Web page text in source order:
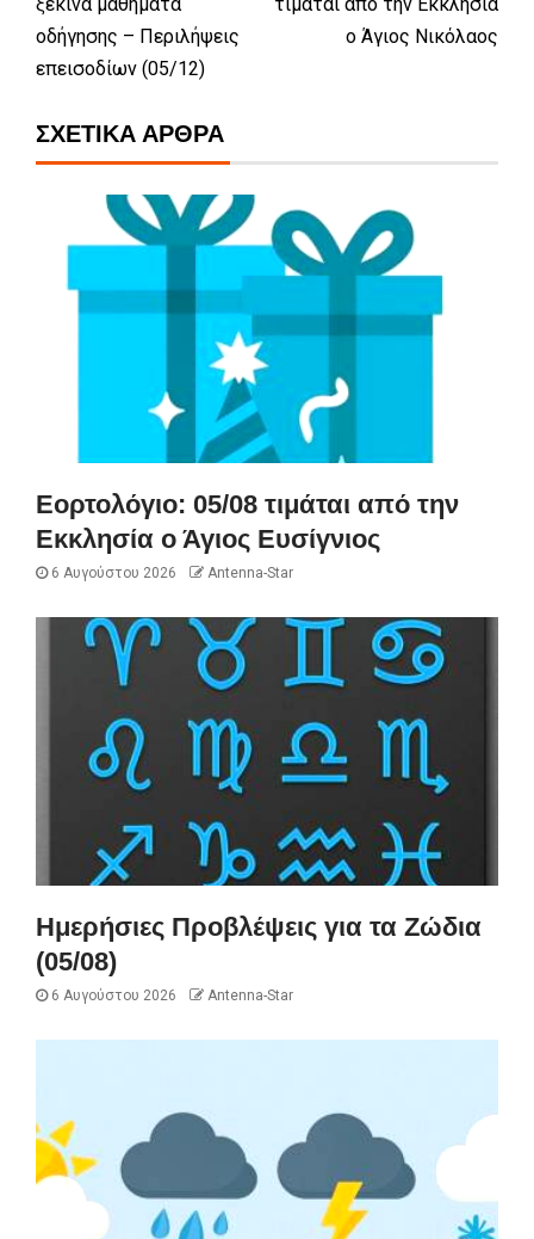
οδήγησης – Περιλήψεις
επεισοδίων (05/12)
ο Άγιος Νικόλαος
ΣΧΕΤΙΚΆ ΆΡΘΡΑ
Εορτολόγιο: 05/08 τιμάται από την
Εκκλησία ο Άγιος Ευσίγνιος
6 Αυγούστου 2026 Antenna-Star
Ημερήσιες Προβλέψεις για τα Ζώδια
(05/08)
6 Αυγούστου 2026 Antenna-Star